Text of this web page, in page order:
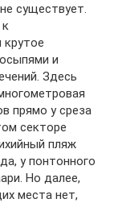
существует.
крутое
и
Здесь
прямо у среза
секторе
пляж
у понтонного
Но далее,
места нет,